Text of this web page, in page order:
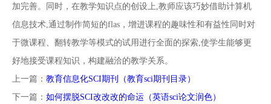
加完善。同时，在教学知识点的创设上,教师应该巧妙借助计算机
信息技术,通过制作简短的flas，增进课程的趣味性和有益性同时对
于微课程、翻转教学等模式的试用进行全面的探索,使学生能够更
好地接受课程知识，构建融洽的教学关系。
上一篇： 教育信息化SCI期刊（教育sci期刊目录）
下一篇： 如何摆脱SCI改改改的命运（英语sci论文润色）